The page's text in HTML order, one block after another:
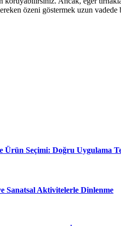
özeni göstermek uzun
Ürün Seçimi: Doğru Uygulama
Sanatsal Aktivitelerle Dinlenme